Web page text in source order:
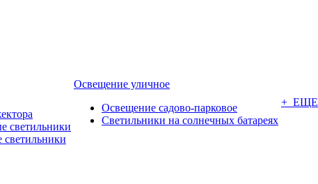
светильники
Освещение уличное
Освещение садово-парковое
Светильники на солнечных батареях
+ ЕЩЕ